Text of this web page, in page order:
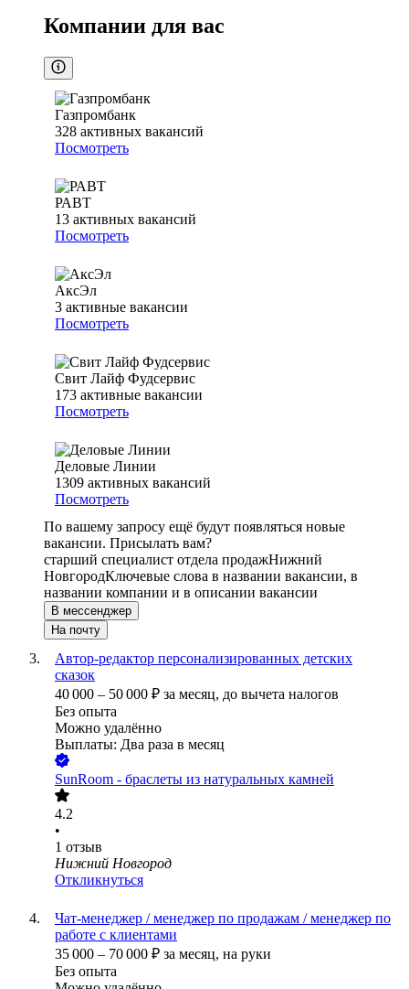
Компании для вас
Газпромбанк
328 активных вакансий
Посмотреть
РАВТ
13 активных вакансий
Посмотреть
АксЭл
3 активные вакансии
Посмотреть
Свит Лайф Фудсервис
173 активные вакансии
Посмотреть
Деловые Линии
1309 активных вакансий
Посмотреть
По вашему запросу ещё будут появляться новые
вакансии. Присылать вам?
старший специалист отдела продажНижний
НовгородКлючевые слова в названии вакансии, в
названии компании и в описании вакансии
В мессенджер
На почту
Автор-редактор персонализированных детских
сказок
40 000 – 50 000 ₽ за месяц, до вычета налогов
Без опыта
Можно удалённо
Выплаты: Два раза в месяц
SunRoom - браслеты из натуральных камней
4.2
•
1 отзыв
Нижний Новгород
Откликнуться
Чат-менеджер / менеджер по продажам / менеджер по
работе с клиентами
35 000 – 70 000 ₽ за месяц, на руки
Без опыта